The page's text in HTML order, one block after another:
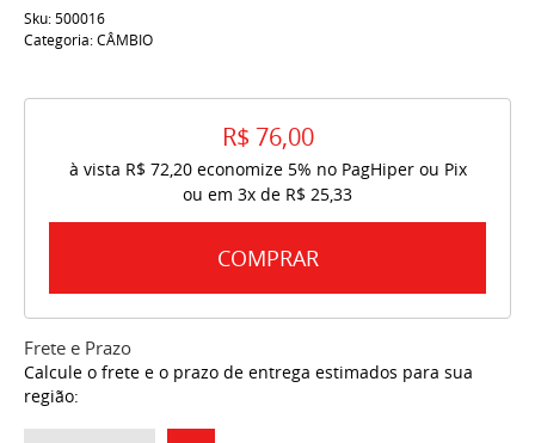
Sku:500016
Categoria:CÂMBIO
R$ 76,00
à vista R$ 72,20economize 5% no PagHiper ou Pix
ou em 3x de R$ 25,33
COMPRAR
Frete e Prazo
Calcule o frete e o prazo de entrega estimados para sua
região: